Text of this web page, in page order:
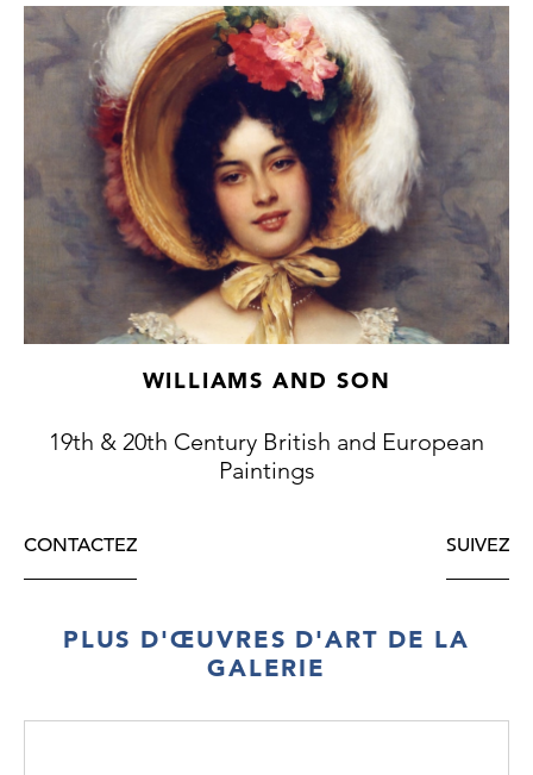
WILLIAMS AND SON
19th & 20th Century British and European
Paintings
CONTACTEZ SUIVEZ
PLUS D'ŒUVRES D'ART DE LA
GALERIE